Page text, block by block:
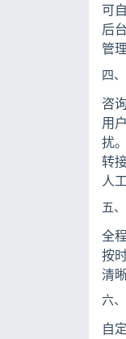
可
后
管
四
咨
用
扰。
转
人
五
全
按
清
六
自